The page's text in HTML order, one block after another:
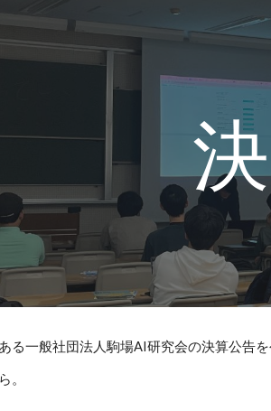
Skip to main content
る一般社団法人駒場AI研究会の決算公告を
。